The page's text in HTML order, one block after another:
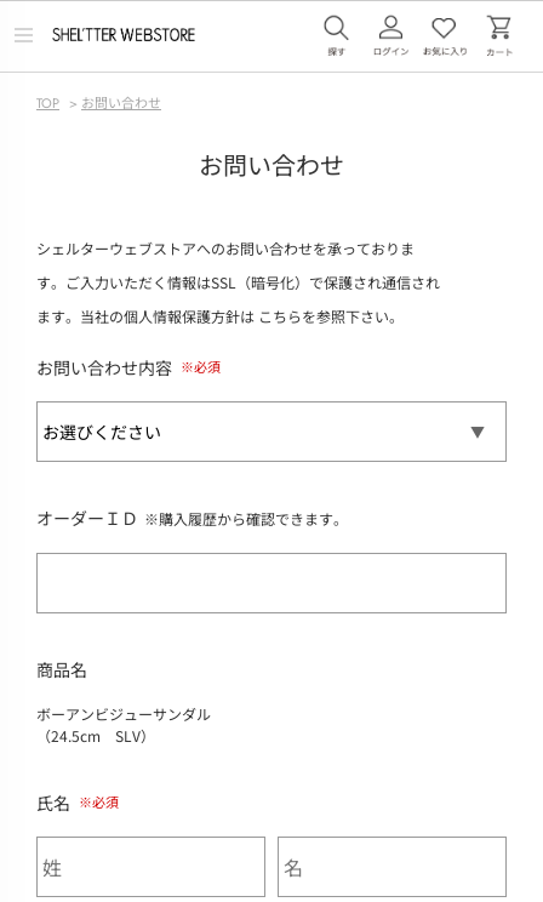
メ
TOP > お問い合わせ
お問い合わせ
シェルターウェブストアへのお問い合わせを承っておりま
す。ご入力いただく情報はSSL（暗号化）で保護され通信され
ます。当社の個人情報保護方針は こちらを参照下さい。
お問い合わせ内容
オーダーＩＤ ※購入履歴から確認できます。
商品名
ボーアンビジューサンダル
（24.5cm SLV）
氏名